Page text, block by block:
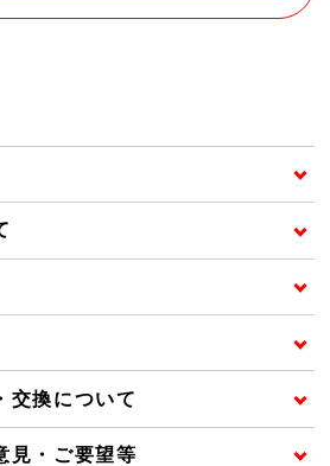
交換について
見・ご要望等